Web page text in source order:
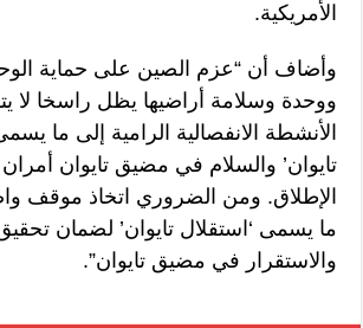
الأمريكية.
وأضاف أن “عزم الصين على حماية
ووحدة وسلامة أراضيها يظل راسخا لا
الأنشطة الانفصالية الرامية إلى ما
تايوان’ والسلام في مضيق تايوان
الإطلاق. ومن الضروري اتخاذ موقف
ما يسمى ‘استقلال تايوان’ لضمان
والاستقرار في مضيق تايوان”.